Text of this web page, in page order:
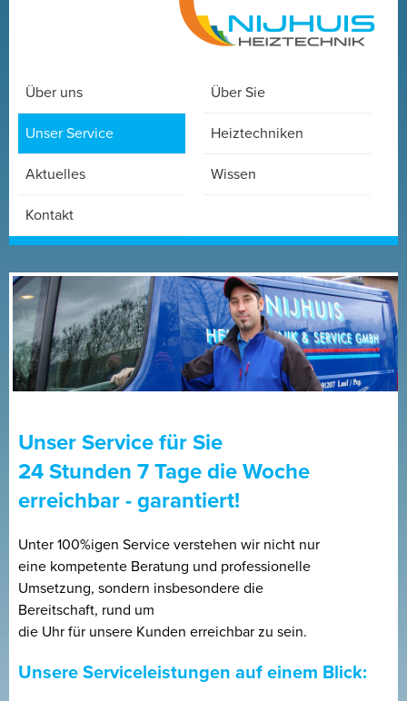
Über uns Über Sie
Unser Service Heiztechniken
Aktuelles Wissen
Kontakt
Unser Service für Sie
24 Stunden 7 Tage die Woche
erreichbar - garantiert!
Unter 100%igen Service verstehen wir nicht nur
eine kompetente Beratung und professionelle
Umsetzung, sondern insbesondere die
Bereitschaft, rund um
die Uhr für unsere Kunden erreichbar zu sein.
Unsere Serviceleistungen auf einem Blick: